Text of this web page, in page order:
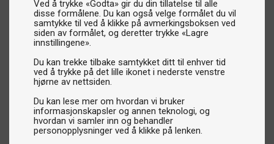
Ved å trykke «Godta» gir du din tillatelse til alle
disse formålene. Du kan også velge formålet du vil
samtykke til ved å klikke på avmerkingsboksen ved
siden av formålet, og deretter trykke «Lagre
innstillingene».
Du kan trekke tilbake samtykket ditt til enhver tid
ved å trykke på det lille ikonet i nederste venstre
hjørne av nettsiden.
Du kan lese mer om hvordan vi bruker
informasjonskapsler og annen teknologi, og
hvordan vi samler inn og behandler